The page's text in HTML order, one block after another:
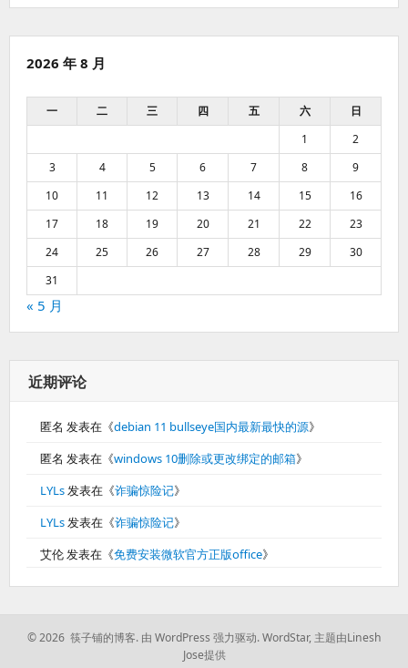
2026 年 8 月
一 二 三 四 五 六
日
1
2
3
4 5 6 7 8
9
10
11 12 13 14 15
16
17
18 19 20 21 22
23
24
25 26 27 28 29
30
31
« 5 月
近期评论
匿名 发表在《debian 11 bullseye国内最新最快的源》
匿名 发表在《windows 10删除或更改绑定的邮箱》
LYLs发表在《诈骗惊险记》
LYLs发表在《诈骗惊险记》
艾伦发表在《免费安装微软官方正版office》
© 2026 筷子铺的博客. 由 WordPress 强力驱动. WordStar, 主题由Linesh
Jose提供